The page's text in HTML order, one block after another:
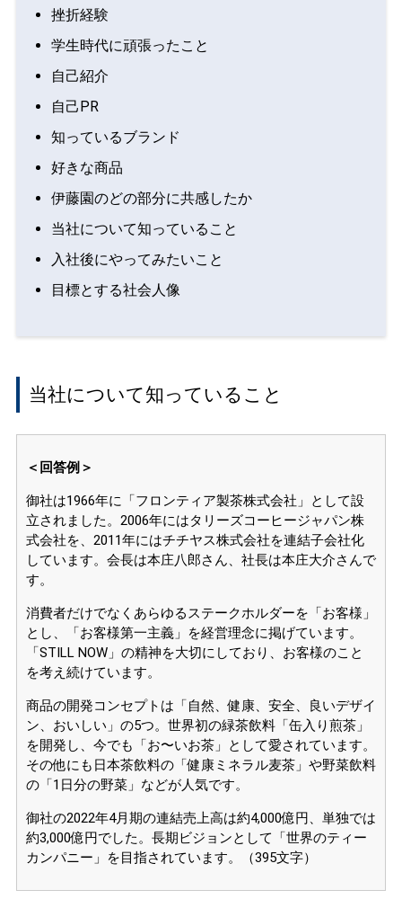
挫折経験
学生時代に頑張ったこと
自己紹介
自己PR
知っているブランド
好きな商品
伊藤園のどの部分に共感したか
当社について知っていること
入社後にやってみたいこと
目標とする社会人像
当社について知っていること
＜回答例＞
御社は1966年に「フロンティア製茶株式会社」として設
立されました。 2006年にはタリーズコーヒージャパン株
式会社を、2011年にはチチヤス株式会社を連結子会社化
しています。 会長は本庄八郎さん、社長は本庄大介さんで
す。
消費者だけでなくあらゆるステークホルダーを「お客様」
とし、「お客様第一主義」を経営理念に掲げています。
「STILL NOW」の精神を大切にしており、お客様のこと
を考え続けています。
商品の開発コンセプトは「自然、健康、安全、良いデザイ
ン、おいしい」の5つ。世界初の緑茶飲料「缶入り煎茶」
を開発し、今でも「お〜いお茶」として愛されています。
その他にも日本茶飲料の「健康ミネラル麦茶」や野菜飲料
の「1日分の野菜」などが人気です。
御社の2022年4月期の連結売上高は約4,000億円、単独では
約3,000億円でした。長期ビジョンとして「世界のティー
カンパニー」を目指されています。（395文字）